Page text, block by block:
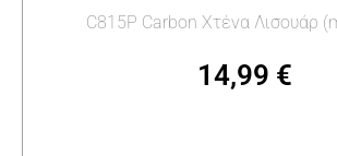
C815P Carbon Χτένα Λισουάρ
14,99 €